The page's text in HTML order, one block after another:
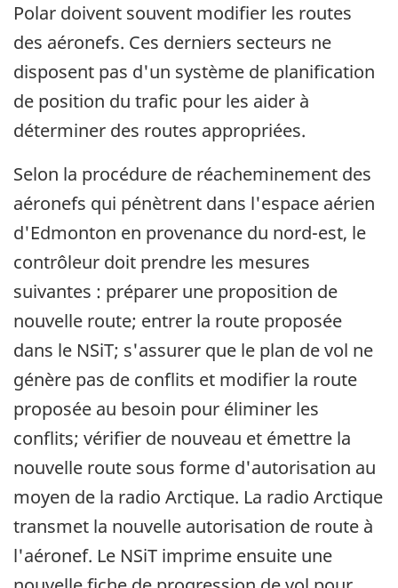
Polar doivent souvent modifier les routes
des aéronefs. Ces derniers secteurs ne
disposent pas d'un système de planification
de position du trafic pour les aider à
déterminer des routes appropriées.
Selon la procédure de réacheminement des
aéronefs qui pénètrent dans l'espace aérien
d'Edmonton en provenance du nord-est, le
contrôleur doit prendre les mesures
suivantes : préparer une proposition de
nouvelle route; entrer la route proposée
dans le NSiT; s'assurer que le plan de vol ne
génère pas de conflits et modifier la route
proposée au besoin pour éliminer les
conflits; vérifier de nouveau et émettre la
nouvelle route sous forme d'autorisation au
moyen de la radio Arctique. La radio Arctique
transmet la nouvelle autorisation de route à
l'aéronef. Le NSiT imprime ensuite une